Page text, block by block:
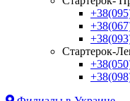
Стартерок-